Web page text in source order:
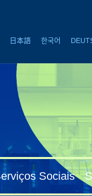
日本語 한국어
Sociais